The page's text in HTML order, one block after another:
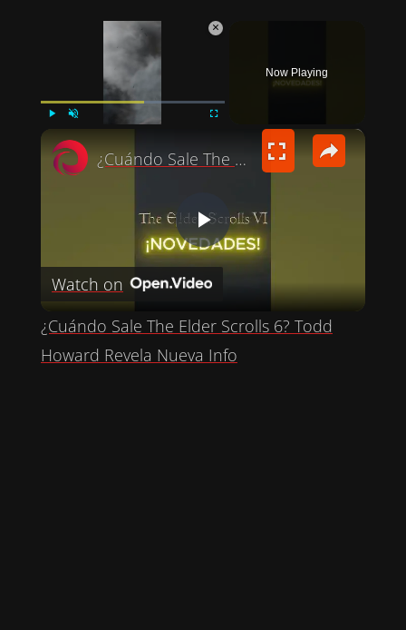
×
Now Playing
×
P
A
¿Cuándo Sale The Elder Scrolls 6? Todd Howard Revela Nueva Info
Watch on
¿Cuándo Sale The Elder Scrolls 6? Todd
Howard Revela Nueva Info